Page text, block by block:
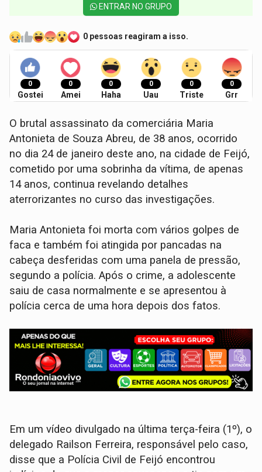
ENTRAR NO GRUPO
0 pessoas reagiram a isso.
0
Gostei
0
Amei
0
Haha
0
Uau
0
Triste
0
Grr
O brutal assassinato da comerciária Maria
Antonieta de Souza Abreu, de 38 anos, ocorrido
no dia 24 de janeiro deste ano, na cidade de Feijó,
cometido por uma sobrinha da vítima, de apenas
14 anos, continua revelando detalhes
aterrorizantes no curso das investigações.
Maria Antonieta foi morta com vários golpes de
faca e também foi atingida por pancadas na
cabeça desferidas com uma panela de pressão,
segundo a polícia. Após o crime, a adolescente
saiu de casa normalmente e se apresentou à
polícia cerca de uma hora depois dos fatos.
Em um vídeo divulgado na última terça-feira (1º), o
delegado Railson Ferreira, responsável pelo caso,
disse que a Polícia Civil de Feijó encontrou